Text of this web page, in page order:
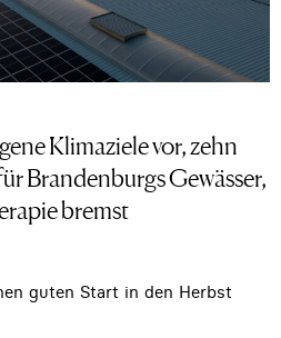
Klimaziele vor, zehn
Brandenburgs Gewässer,
bremst
guten Start in den Herbst